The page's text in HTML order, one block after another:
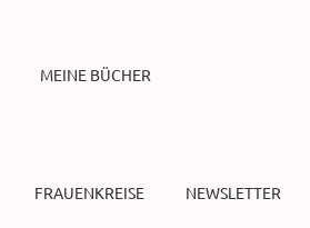
MEINE BÜCHER
FRAUENKREISE NEWSLETTER